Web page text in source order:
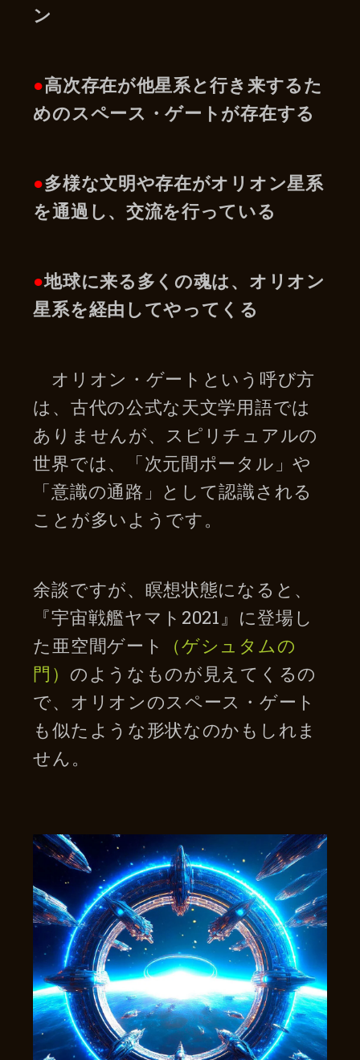
ン
●高次存在が他星系と行き来するた
めのスペース・ゲートが存在する
●多様な文明や存在がオリオン星系
を通過し、交流を行っている
●地球に来る多くの魂は、オリオン
星系を経由してやってくる
オリオン・ゲートという呼び方
は、古代の公式な天文学用語では
ありませんが、スピリチュアルの
世界では、「次元間ポータル」や
「意識の通路」として認識される
ことが多いようです。
余談ですが、瞑想状態になると、
『宇宙戦艦ヤマト2021』に登場し
た亜空間ゲート
（ゲシュタムの
門） のようなものが見えてくるの
で、オリオンのスペース・ゲート
も似たような形状なのかもしれま
せん。